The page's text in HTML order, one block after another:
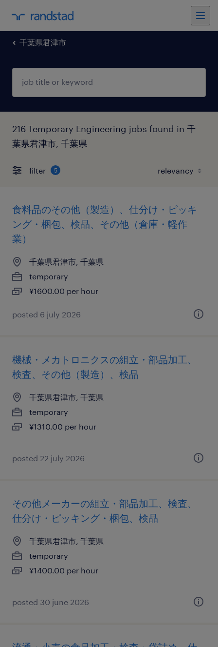
千葉県君津市
216 Temporary Engineering jobs found in 千
葉県君津市, 千葉県
filter 5
食料品のその他（製造）、仕分け・ピッキ
ング・梱包、検品、その他（倉庫・軽作
業）
千葉県君津市, 千葉県
temporary
¥1600.00 per hour
posted 6 july 2026
機械・メカトロニクスの組立・部品加工、
検査、その他（製造）、検品
千葉県君津市, 千葉県
temporary
¥1310.00 per hour
posted 22 july 2026
その他メーカーの組立・部品加工、検査、
仕分け・ピッキング・梱包、検品
千葉県君津市, 千葉県
temporary
¥1400.00 per hour
posted 30 june 2026